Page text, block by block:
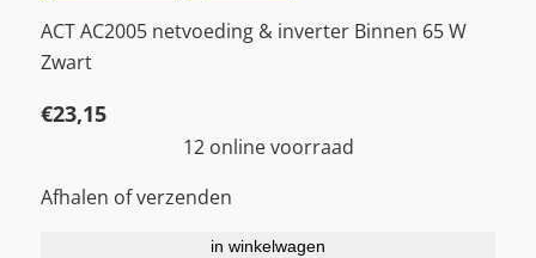
ACT AC2005 netvoeding & inverter Binnen 65 W
Zwart
€23,15
12 online voorraad
Afhalen of verzenden
in winkelwagen